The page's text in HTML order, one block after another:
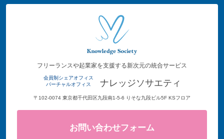
フリーランスや起業家を支援する新次元の統合サービス
会員制シェアオフィス
バーチャルオフィス
ナレッジソサエティ
〒102-0074 東京都千代田区九段南1-5-6 りそな九段ビル5F KSフロア
お問い合わせフォーム